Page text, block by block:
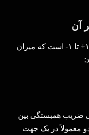
آن
ضریب همبستگی یک مقدار عددی بین ۱+ تا ۱- است که میزان
ضریب همبستگی بین
معمولاً در یک جهت